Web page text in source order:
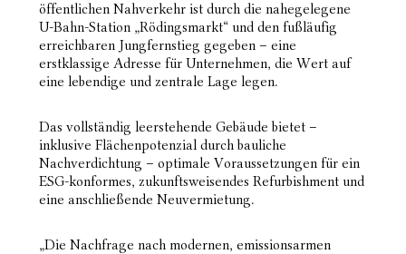
öffentlichen Nahverkehr ist durch die nahegelegene
U-Bahn-Station „Rödingsmarkt“ und den fußläufig
erreichbaren Jungfernstieg gegeben – eine
erstklassige Adresse für Unternehmen, die Wert auf
eine lebendige und zentrale Lage legen.
Das vollständig leerstehende Gebäude bietet –
inklusive Flächenpotenzial durch bauliche
Nachverdichtung – optimale Voraussetzungen für ein
ESG-konformes, zukunftsweisendes Refurbishment und
eine anschließende Neuvermietung.
„Die Nachfrage nach modernen, emissionsarmen